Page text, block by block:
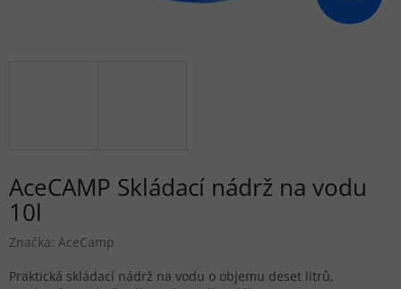
AceCAMP Skládací nádrž na vodu
10l
Značka: AceCamp
Praktická skládací nádrž na vodu o objemu deset litrů,